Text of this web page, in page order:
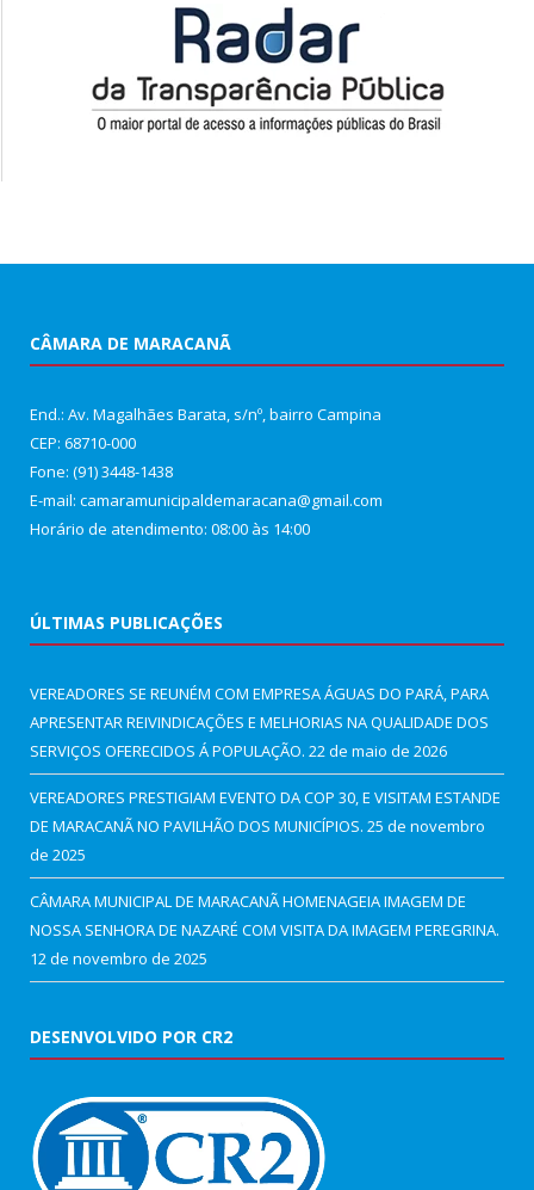
CÂMARA DE MARACANÃ
End.: Av. Magalhães Barata, s/nº, bairro Campina
CEP: 68710-000
Fone: (91) 3448-1438
E-mail: camaramunicipaldemaracana@gmail.com
Horário de atendimento: 08:00 às 14:00
ÚLTIMAS PUBLICAÇÕES
VEREADORES SE REUNÉM COM EMPRESA ÁGUAS DO PARÁ, PARA
APRESENTAR REIVINDICAÇÕES E MELHORIAS NA QUALIDADE DOS
SERVIÇOS OFERECIDOS Á POPULAÇÃO. 22 de maio de 2026
VEREADORES PRESTIGIAM EVENTO DA COP 30, E VISITAM ESTANDE
DE MARACANÃ NO PAVILHÃO DOS MUNICÍPIOS. 25 de novembro
de 2025
CÂMARA MUNICIPAL DE MARACANÃ HOMENAGEIA IMAGEM DE
NOSSA SENHORA DE NAZARÉ COM VISITA DA IMAGEM PEREGRINA.
12 de novembro de 2025
DESENVOLVIDO POR CR2